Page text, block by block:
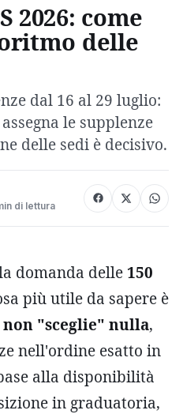
2026: come
delle
dal 16 al 29 luglio:
le supplenze
delle sedi è decisivo.
di lettura
domanda delle 150
più utile da sapere è
"sceglie" nulla,
nell'ordine esatto in
alla disponibilità
in graduatoria,